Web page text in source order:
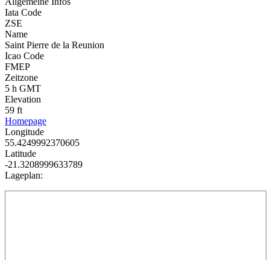
Iata Code
ZSE
Name
Saint Pierre de la Reunion
Icao Code
FMEP
Zeitzone
5 h GMT
Elevation
59 ft
Homepage
Longitude
55.4249992370605
Latitude
-21.3208999633789
Lageplan: